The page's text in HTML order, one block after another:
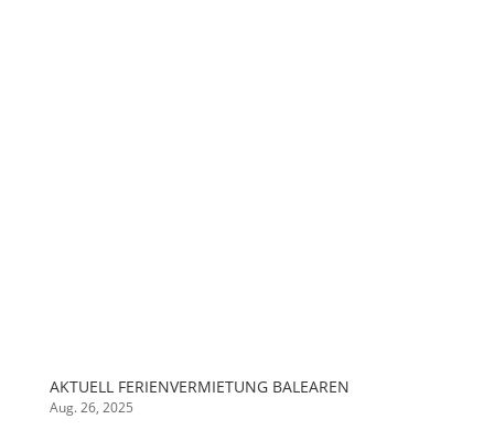
AKTUELL FERIENVERMIETUNG BALEAREN
Aug. 26, 2025